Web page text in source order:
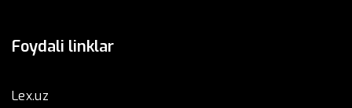
Foydali linklar
Lex.uz